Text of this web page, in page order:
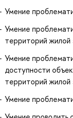
Умение
Умение
территорий жилой
Умение
доступности
территорий жилой
Умение